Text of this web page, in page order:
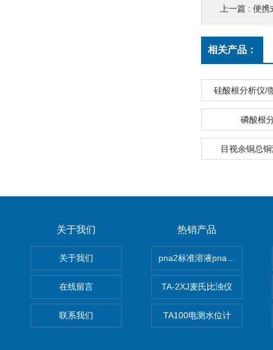
上一篇 : 便携
相关产品：
硅酸根分析仪/
磷酸根
目视余铜总
关于我们
关于我们
在线留言
联系我们
热销产品
pna2标准溶液pna3 pna4
TA-2XJ麦氏比浊仪
TA100电测水位计